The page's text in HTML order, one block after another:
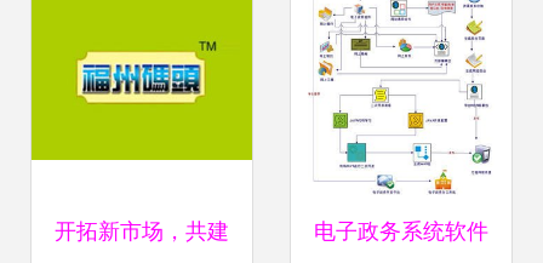
开拓新市场，共建 电子政务系统软件